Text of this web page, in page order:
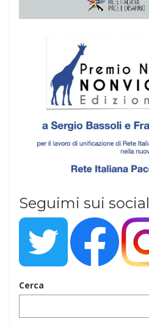
Seguimi sui social
Cerca